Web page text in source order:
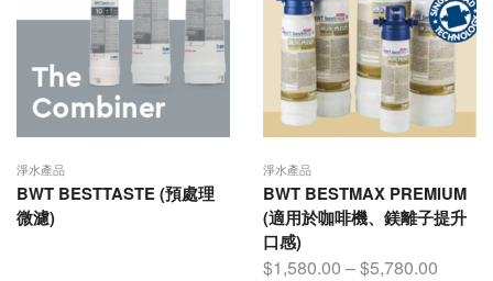
淨水產品
BWT BESTTASTE (預處理
微濾)
淨水產品
BWT BESTMAX PREMIUM
(適用於咖啡機、鎂離子提升
口感)
$1,580.00 –$5,780.00